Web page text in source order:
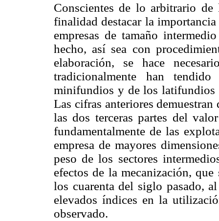
Conscientes de lo arbitrario
finalidad destacar la
empresas de tamaño
hecho, así sea con
elaboración, se hace
tradicionalmente han
minifundios y de los latifundios
Las cifras anteriores
las dos terceras partes del
fundamentalmente de las
empresa de mayores
peso de los sectores
efectos de la mecanización,
los cuarenta del siglo pasado,
elevados índices en la
observado.